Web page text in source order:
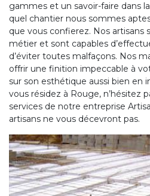
gammes et un savoir-faire dans
quel chantier nous sommes
que vous confierez. Nos artisans
métier et sont capables
d’éviter toutes malfaçons. Nos
offrir une finition impeccable à
sur son esthétique aussi bien en
vous résidez à Rouge, n’hésitez
services de notre entreprise
artisans ne vous décevront pas.